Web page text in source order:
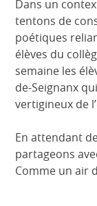
Dans un
tentons de
poétiques
élèves du
semaine les
de-Seignanx
vertigineux de
En attendant
partageons
Comme un air